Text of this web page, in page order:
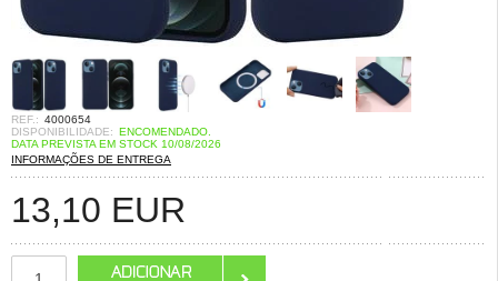
REF.: 4000654
DISPONIBILIDADE: ENCOMENDADO.
DATA PREVISTA EM STOCK 10/08/2026
INFORMAÇÕES DE ENTREGA
13,10 EUR